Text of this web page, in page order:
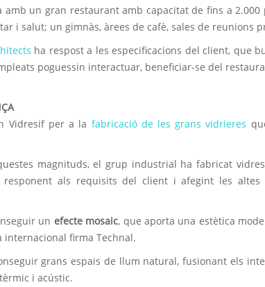
amb un gran restaurant amb capacitat de fins a 2.000
i salut; un gimnàs, àrees de cafè, sales de reunions
ha respost a les especificacions del client, que
poguessin interactuar, beneficiar-se del
Vidresif per a la fabricació de les grans vidrieres
magnituds, el grup industrial ha fabricat
responent als requisits del client i afegint les altes
un efecte mosaic, que aporta una estètica
internacional firma Technal.
grans espais de llum natural, fusionant els
i acústic.